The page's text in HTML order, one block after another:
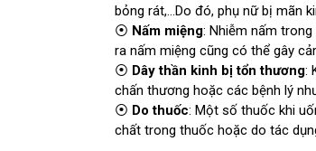
bỏng rát,...Do đó, phụ nữ bị mãn
⦿ Nấm miệng: Nhiễm nấm
ra nấm miệng cũng có thể gây
⦿ Dây thần kinh bị tổn thương:
chấn thương hoặc các bệnh lý
⦿ Do thuốc: Một số thuốc khi
chất trong thuốc hoặc do tác